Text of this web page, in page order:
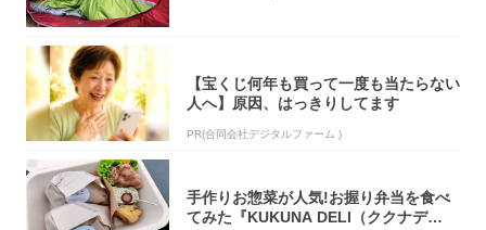
【宝くじ何年も買って一度も当たらない
人へ】原因、はっきりしてます
PR(合同会社デジタルファーム )
手作りお惣菜が人気!お握り弁当を食べ
てみた『KUKUNA DELI（ククナデ